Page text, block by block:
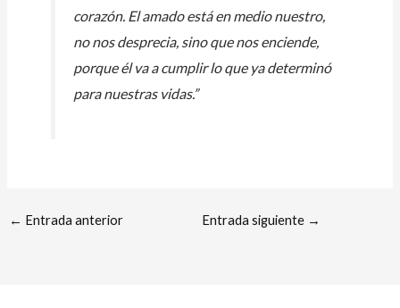
corazón. El amado está en medio nuestro,
no nos desprecia, sino que nos enciende,
porque él va a cumplir lo que ya determinó
para nuestras vidas.”
← Entrada anterior Entrada siguiente →